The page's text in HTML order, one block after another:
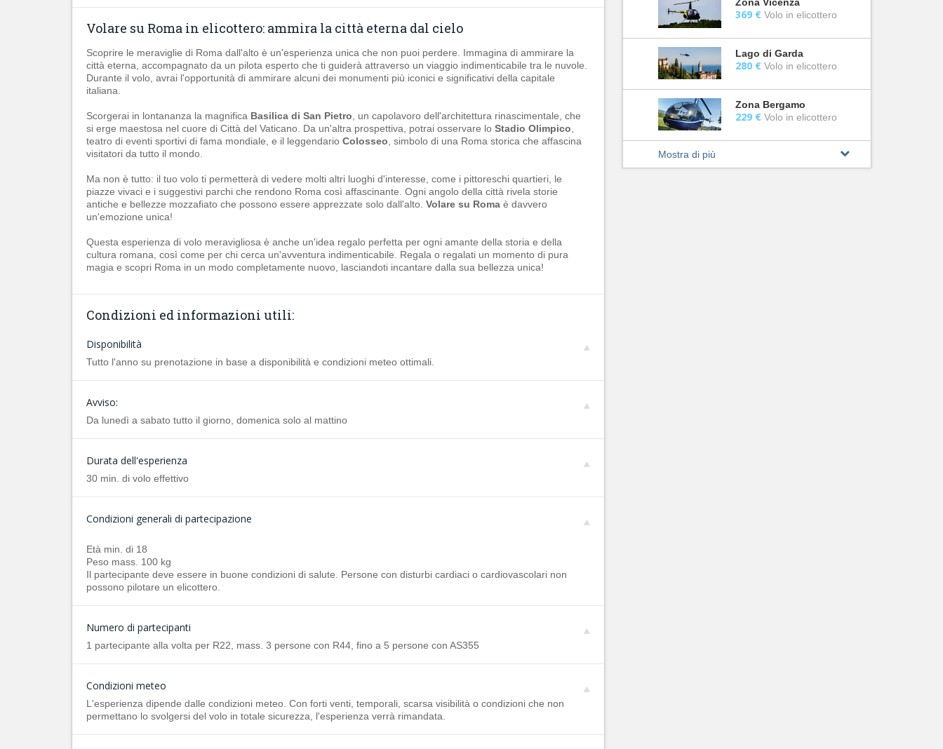
Volare su Roma in elicottero: ammira la città eterna dal cielo
Scoprire le meraviglie di Roma dall'alto è un'esperienza unica che non puoi perdere. Immagina di ammirare la
città eterna, accompagnato da un pilota esperto che ti guiderà attraverso un viaggio indimenticabile tra le nuvole.
Durante il volo, avrai l'opportunità di ammirare alcuni dei monumenti più iconici e significativi della capitale
italiana.
Scorgerai in lontananza la magnifica Basilica di San Pietro , un capolavoro dell'architettura rinascimentale, che
si erge maestosa nel cuore di Città del Vaticano. Da un'altra prospettiva, potrai osservare lo Stadio Olimpico
teatro di eventi sportivi di fama mondiale, e il leggendario Colosseo , simbolo di una Roma storica che affascina
visitatori da tutto il mondo.
Ma non è tutto: il tuo volo ti permetterà di vedere molti altri luoghi d'interesse, come i pittoreschi quartieri, le
piazze vivaci e i suggestivi parchi che rendono Roma così affascinante. Ogni angolo della città rivela storie
antiche e bellezze mozzafiato che possono essere apprezzate solo dall'alto. Volare su Roma è davvero
un'emozione unica!
Questa esperienza di volo meravigliosa è anche un'idea regalo perfetta per ogni amante della storia e della
cultura romana, così come per chi cerca un'avventura indimenticabile. Regala o regalati un momento di pura
magia e scopri Roma in un modo completamente nuovo, lasciandoti incantare dalla sua bellezza unica!
Condizioni ed informazioni utili:
Disponibilità
Tutto l'anno su prenotazione in base a disponibilità e condizioni meteo ottimali.
Avviso:
Da lunedì a sabato tutto il giorno, domenica solo al mattino
Durata dell'esperienza
30 min. di volo effettivo
Condizioni generali di partecipazione
Età min. di 18
Peso mass. 100 kg
Il partecipante deve essere in buone condizioni di salute. Persone con disturbi cardiaci o cardiovascolari non
possono pilotare un elicottero.
Numero di partecipanti
1 partecipante alla volta per R22, mass. 3 persone con R44, fino a 5 persone con AS355
Condizioni meteo
L'esperienza dipende dalle condizioni meteo. Con forti venti, temporali, scarsa visibilità o condizioni che non
permettano lo svolgersi del volo in totale sicurezza, l'esperienza verrà rimandata.
369 € Volo in elicottero
Lago di Garda
280 € Volo in elicottero
Zona Bergamo
229 € Volo in elicottero
Mostra di più